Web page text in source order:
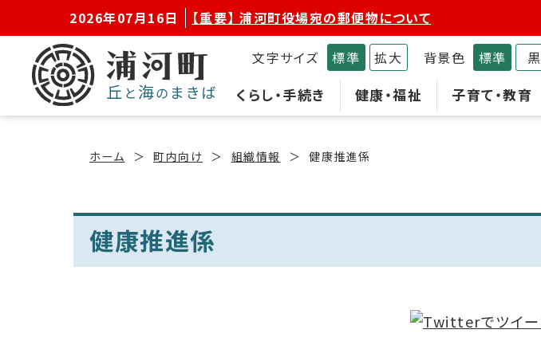
2026年07月16日 【重要】 浦河町役場宛の郵便物について
くらし・手続き 健康・福祉 子育て・教育
文字サイズ 標準 拡大 背景色 標準 黒
ホーム 町内向け 組織情報 健康推進係
健康推進係